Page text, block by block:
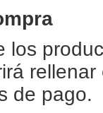
los
de pago.